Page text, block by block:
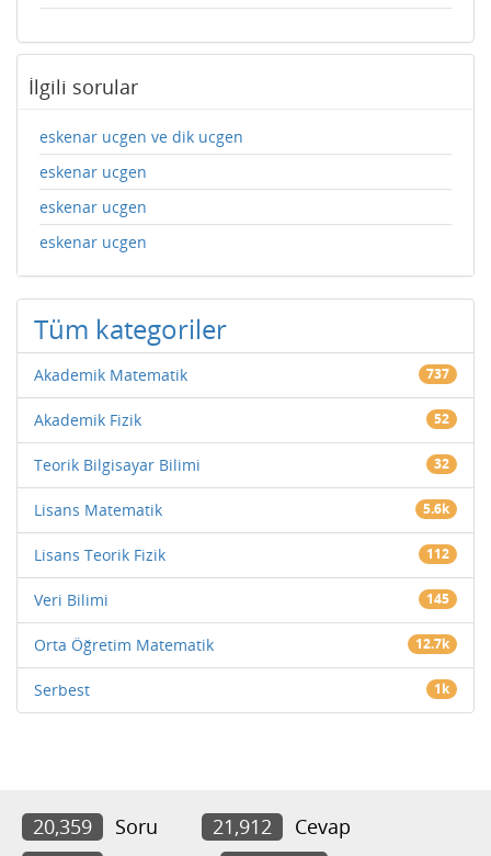
İlgili sorular
eskenar ucgen ve dik ucgen
eskenar ucgen
eskenar ucgen
eskenar ucgen
Tüm kategoriler
Akademik Matematik 737
Akademik Fizik 52
Teorik Bilgisayar Bilimi 32
Lisans Matematik 5.6k
Lisans Teorik Fizik 112
Veri Bilimi 145
Orta Öğretim Matematik 12.7k
Serbest 1k
20,359 Soru 21,912
Cevap